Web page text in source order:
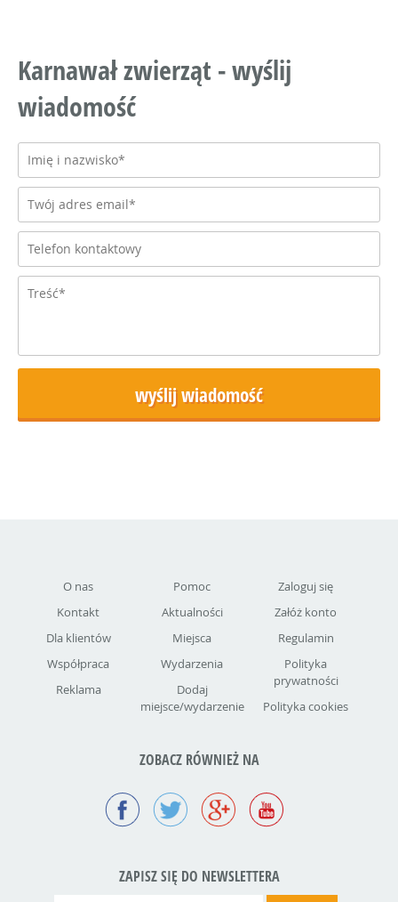
Karnawał zwierząt - wyślij
wiadomość
O nas
Kontakt
Dla klientów
Współpraca
Reklama
Pomoc
Aktualności
Miejsca
Wydarzenia
Dodaj
miejsce/wydarzenie
Zaloguj się
Załóż konto
Regulamin
Polityka
prywatności
Polityka cookies
ZOBACZ RÓWNIEŻ NA
ZAPISZ SIĘ DO NEWSLETTERA